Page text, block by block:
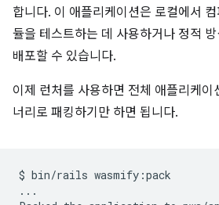
합니다. 이 애플리케이션은 로컬에서
듈을 테스트하는 데 사용하거나 정적
배포할 수 있습니다.
이제 런처를 사용하면 전체 애플리케이
너리로 패킹하기만 하면 됩니다.
$ bin/rails wasmify:pack
...